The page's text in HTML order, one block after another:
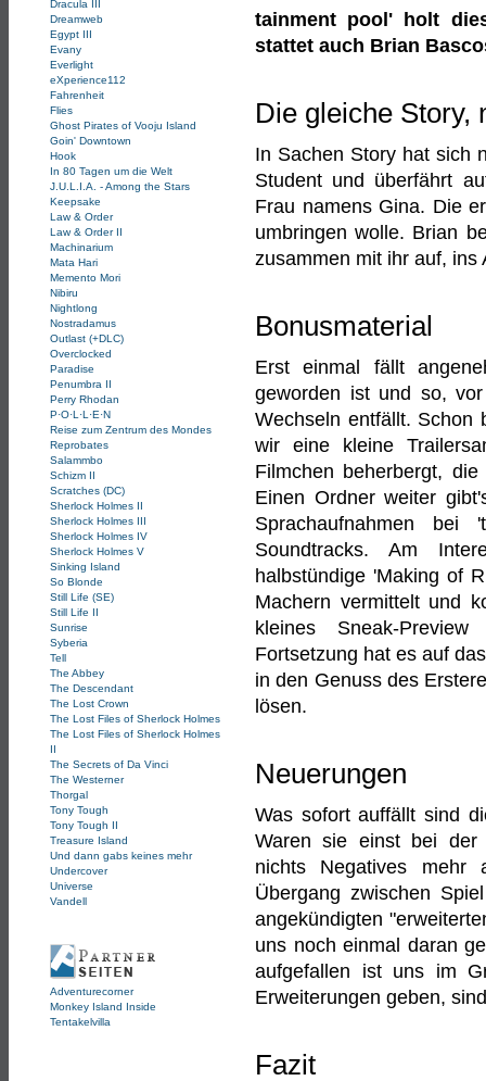
Dracula III
Dreamweb
Egypt III
Evany
Everlight
eXperience112
Fahrenheit
Flies
Ghost Pirates of Vooju Island
Goin' Downtown
Hook
In 80 Tagen um die Welt
J.U.L.I.A. - Among the Stars
Keepsake
Law & Order
Law & Order II
Machinarium
Mata Hari
Memento Mori
Nibiru
Nightlong
Nostradamus
Outlast (+DLC)
Overclocked
Paradise
Penumbra II
Perry Rhodan
P·O·L·L·E·N
Reise zum Zentrum des Mondes
Reprobates
Salammbo
Schizm II
Scratches (DC)
Sherlock Holmes II
Sherlock Holmes III
Sherlock Holmes IV
Sherlock Holmes V
Sinking Island
So Blonde
Still Life (SE)
Still Life II
Sunrise
Syberia
Tell
The Abbey
The Descendant
The Lost Crown
The Lost Files of Sherlock Holmes
The Lost Files of Sherlock Holmes
II
The Secrets of Da Vinci
The Westerner
Thorgal
Tony Tough
Tony Tough II
Treasure Island
Und dann gabs keines mehr
Undercover
Universe
Vandell
Adventurecorner
Monkey Island Inside
Tentakelvilla
tainment pool' holt
stattet auch Brian
Die gleiche Story,
In Sachen Story hat sich
Student und überfährt
Frau namens Gina. Die
umbringen wolle. Brian
zusammen mit ihr auf, ins
Bonusmaterial
Erst einmal fällt
geworden ist und so,
Wechseln entfällt. Schon
wir eine kleine
Filmchen beherbergt,
Einen Ordner weiter
Sprachaufnahmen bei
Soundtracks. Am
halbstündige 'Making of
Machern vermittelt und
kleines Sneak-
Fortsetzung hat es auf
in den Genuss des
lösen.
Neuerungen
Was sofort auffällt sind
Waren sie einst bei der
nichts Negatives mehr
Übergang zwischen
angekündigten
uns noch einmal daran
aufgefallen ist uns im
Erweiterungen geben,
Fazit